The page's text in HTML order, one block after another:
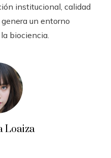
institucional, calidad
un entorno
biociencia.
Loaiza